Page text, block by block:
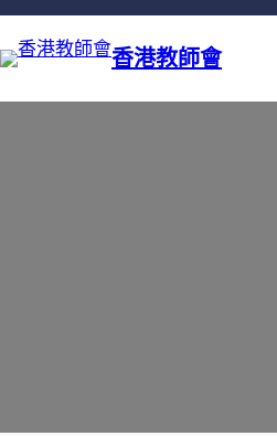
香港教師會